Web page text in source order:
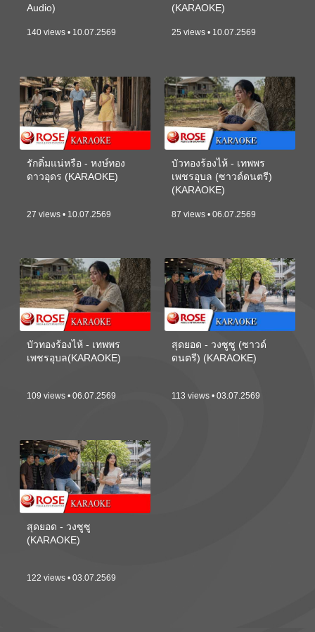
Audio)
140 views • 10.07.2569
(KARAOKE)
25 views • 10.07.2569
รักติ๋มแน่หรือ - หงษ์ทอง
ดาวอุดร (KARAOKE)
27 views • 10.07.2569
บัวทองร้องไห้ - เทพพร
เพชรอุบล (ซาวด์ดนตรี)
(KARAOKE)
87 views • 06.07.2569
บัวทองร้องไห้ - เทพพร
เพชรอุบล(KARAOKE)
109 views • 06.07.2569
สุดยอด - วงซูซู (ซาวด์
ดนตรี) (KARAOKE)
113 views • 03.07.2569
สุดยอด - วงซูซู
(KARAOKE)
122 views • 03.07.2569